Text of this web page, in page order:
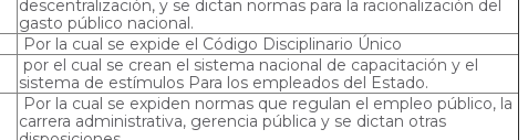
descentralización, y se dictan normas para la racionalización del
gasto público nacional.
Por la cual se expide el Código Disciplinario Único
por el cual se crean el sistema nacional de capacitación y el
sistema de estímulos Para los empleados del Estado.
Por la cual se expiden normas que regulan el empleo público, la
carrera administrativa, gerencia pública y se dictan otras